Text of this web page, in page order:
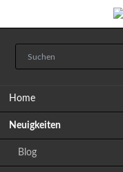
Home
Neuigkeiten
Blog